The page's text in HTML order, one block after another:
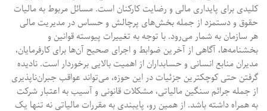
کلیدی برای پایداری مالی و رضایت کارکنان است. مسائل مربوط به مالیات
حقوق و دستمزد از جمله بخش‌های پرچالش و حساس در مدیریت مالی
هر سازمان به شمار می‌رود. با توجه به تغییرات پیوسته قوانین و
بخشنامه‌ها، آگاهی از آخرین ضوابط و اجرای صحیح آن‌ها برای کارفرمایان،
مدیران منابع انسانی و حسابداران از اهمیت بالایی برخوردار است. نادیده
گرفتن حتی کوچکترین جزئیات در این حوزه، می‌تواند عواقب جبران‌ناپذیری
از جمله جرائم سنگین مالیاتی، مشکلات قانونی و آسیب به اعتبار شرکت
به همراه داشته باشد. از همین رو، پایبندی به مقررات مالیاتی نه تنها یک